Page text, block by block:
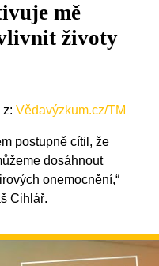
mě
životy
z: Vědavýzkum.cz/TM
postupně cítil, že
dosáhnout
onemocnění,“
Cihlář.